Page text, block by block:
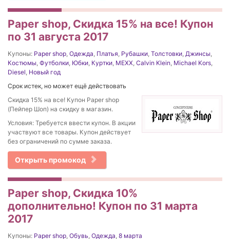
Paper shop, Скидка 15% на все! Купон
по 31 августа 2017
Купоны: Paper shop Одежда Платья Рубашки Толстовки Джинсы
Костюмы Футболки Юбки Куртки MEXX Calvin Klein Michael Kors
Diesel Новый год
Срок истек, но может ещё действовать
Скидка 15% на все! Купон Paper shop
(Пейпер Шоп) на скидку в магазин.
Условия: Требуется ввести купон. В акции
участвуют все товары. Купон действует
без ограничений по сумме заказа.
Открыть промокод
Paper shop, Скидка 10%
дополнительно! Купон по 31 марта
2017
Купоны: Paper shop Обувь Одежда 8 марта